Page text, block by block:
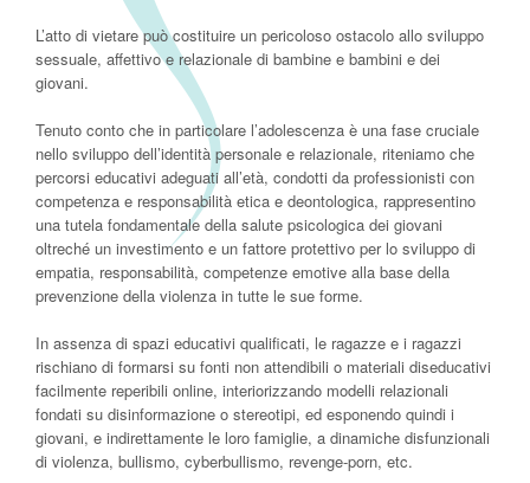
L’atto di vietare può costituire un pericoloso ostacolo allo sviluppo
sessuale, affettivo e relazionale di bambine e bambini e dei
giovani.
Tenuto conto che in particolare l’adolescenza è una fase cruciale
nello sviluppo dell’identità personale e relazionale, riteniamo che
percorsi educativi adeguati all’età, condotti da professionisti con
competenza e responsabilità etica e deontologica, rappresentino
una tutela fondamentale della salute psicologica dei giovani
oltreché un investimento e un fattore protettivo per lo sviluppo di
empatia, responsabilità, competenze emotive alla base della
prevenzione della violenza in tutte le sue forme.
In assenza di spazi educativi qualificati, le ragazze e i ragazzi
rischiano di formarsi su fonti non attendibili o materiali diseducativi
facilmente reperibili online, interiorizzando modelli relazionali
fondati su disinformazione o stereotipi, ed esponendo quindi i
giovani, e indirettamente le loro famiglie, a dinamiche disfunzionali
di violenza, bullismo, cyberbullismo, revenge-porn, etc.